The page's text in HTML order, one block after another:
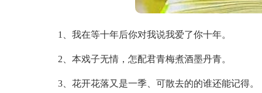
1、我在等十年后你对我说我爱了你十年。
2、本戏子无情，怎配君青梅煮酒墨丹青。
3、花开花落又是一季、可散去的的谁还能记得。